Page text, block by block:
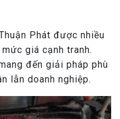
Phát được nhiều
giá cạnh tranh.
đến giải pháp phù
lẫn doanh nghiệp.